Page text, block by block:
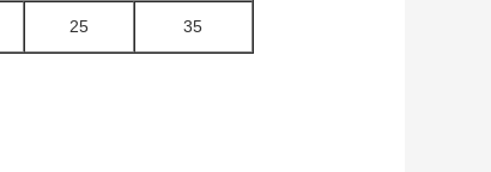
25 35